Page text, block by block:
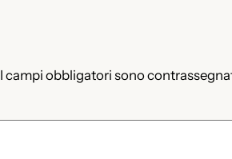
I campi obbligatori sono